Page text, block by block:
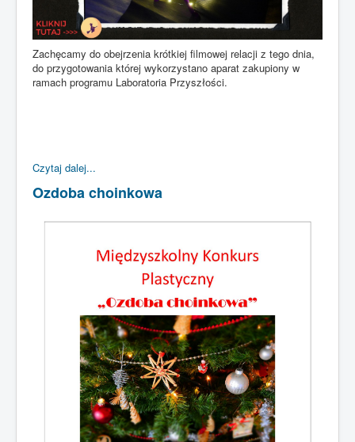
Zachęcamy do obejrzenia krótkiej filmowej relacji z tego dnia,
do przygotowania której wykorzystano aparat zakupiony w
ramach programu Laboratoria Przyszłości.
Czytaj dalej...
Ozdoba choinkowa